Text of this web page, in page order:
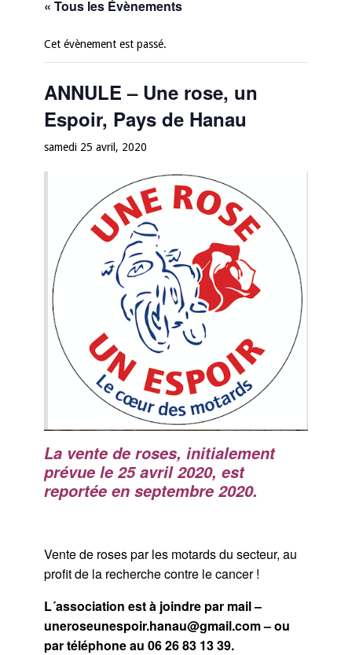
« Tous les Évènements
Cet évènement est passé.
ANNULE – Une rose, un
Espoir, Pays de Hanau
samedi 25 avril, 2020
La vente de roses, initialement
prévue le 25 avril 2020, est
reportée en septembre 2020.
Vente de roses par les motards du secteur, au
profit de la recherche contre le cancer !
L´association est à joindre par mail –
uneroseunespoir.hanau@gmail.com – ou
par téléphone au 06 26 83 13 39.